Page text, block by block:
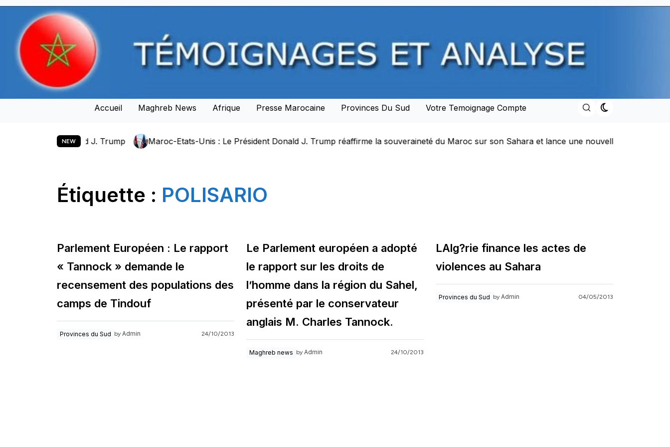
Skip
content
Accueil Maghreb News Afrique Presse Marocaine Provinces Du Sud Votre Temoignage Compte
NEW
Donald J. Trump Maroc-Etats-Unis : Le Président Donald J. Trump réaffirme la souveraineté du Maroc sur son Sahara et lance une nouvelle ère de partenariat
Étiquette : POLISARIO
Parlement Européen : Le rapport
« Tannock » demande le
recensement des populations des
camps de Tindouf
Provinces du Sud by Admin 24/10/2013
Le Parlement européen a adopté
le rapport sur les droits de
l’homme dans la région du Sahel,
présenté par le conservateur
anglais M. Charles Tannock.
Maghreb news by Admin 24/10/2013
LAlg?rie finance les actes de
violences au Sahara
Provinces du Sud by Admin 04/05/2013